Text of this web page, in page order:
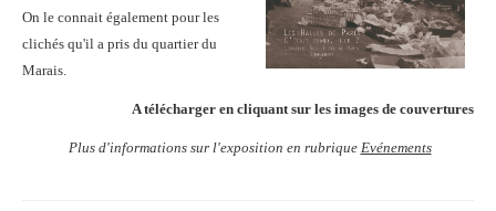
On le connait également pour les
clichés qu'il a pris du quartier du
Marais.
A télécharger en cliquant sur les images de couvertures
Plus d'informations sur l'exposition en rubrique Evénements